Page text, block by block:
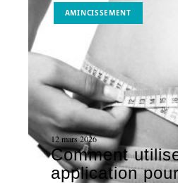
AMINCISSEMENT
12 mars 2026
Comment
application